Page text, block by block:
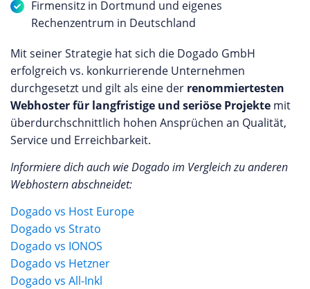
Firmensitz in Dortmund und eigenes
Rechenzentrum in Deutschland
Mit seiner Strategie hat sich die Dogado GmbH
erfolgreich vs. konkurrierende Unternehmen
durchgesetzt und gilt als eine der renommiertesten
Webhoster für langfristige und seriöse Projekte mit
überdurchschnittlich hohen Ansprüchen an Qualität,
Service und Erreichbarkeit.
Informiere dich auch wie Dogado im Vergleich zu anderen
Webhostern abschneidet:
Dogado vs Host Europe
Dogado vs Strato
Dogado vs IONOS
Dogado vs Hetzner
Dogado vs All-Inkl